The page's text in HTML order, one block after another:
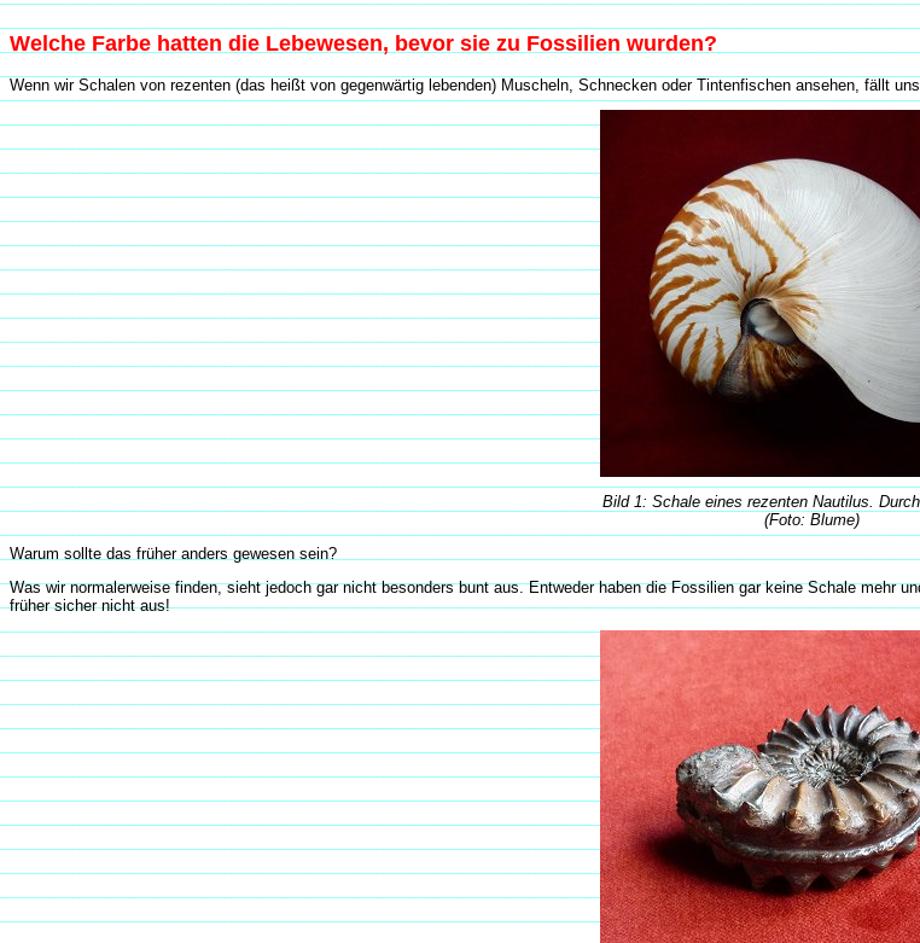
Welche Farbe hatten die Lebewesen, bevor sie zu Fossilien wurden?
Wenn wir Schalen von rezenten (das heißt von gegenwärtig lebenden) Muscheln, Schnecken oder Tintenfischen ansehen, fällt
Bild 1: Schale eines rezenten Nautilus.
(Foto: Blume)
Warum sollte das früher anders gewesen sein?
Was wir normalerweise finden, sieht jedoch gar nicht besonders bunt aus. Entweder haben die Fossilien gar keine Schale mehr
früher sicher nicht aus!